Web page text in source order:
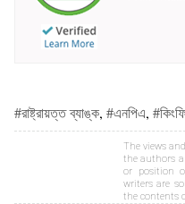
#রাষ্ট্রায়ত্ত ব্যাঙ্ক,#এনপিএ,
The views
the authors
or position
writers are
the contents